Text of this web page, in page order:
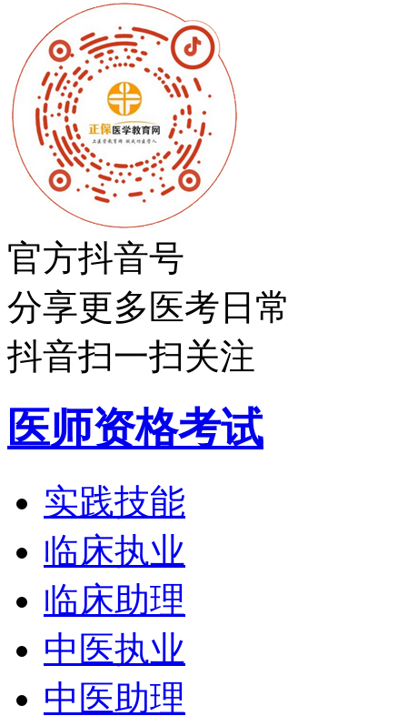
官方抖音号
分享更多医考日常
抖音扫一扫关注
医师资格考试
实践技能
临床执业
临床助理
中医执业
中医助理